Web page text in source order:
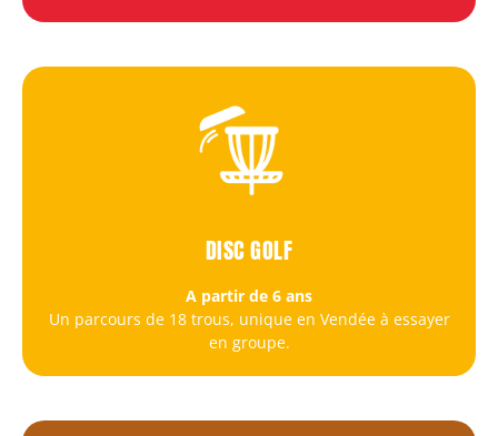
DISC GOLF
A partir de 6 ans
Un parcours de 18 trous, unique en Vendée à essayer
en groupe.